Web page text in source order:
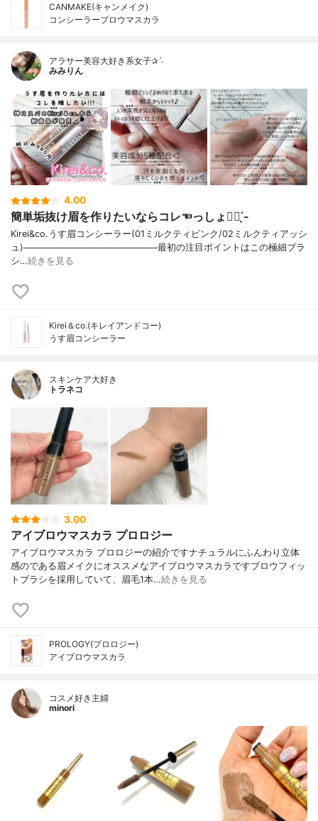
CANMAKE(キャンメイク)
コンシーラーブロウマスカラ
アラサー美容大好き系女子✰ˊ˗
みみりん
4.00
簡単垢抜け眉を作りたいならコレ☜っしょ👍🏻 ̖́-
Kirei&co.うす眉コンシーラー(01ミルクティピンク/02ミルクティアッシ
ュ)─────────────────────最初の注目ポイントはこの極細ブラ
シ…続きを見る
Kirei＆co.(キレイアンドコー)
うす眉コンシーラー
スキンケア大好き
トラネコ
3.00
アイブロウマスカラ プロロジー
アイブロウマスカラ プロロジーの紹介ですナチュラルにふんわり立体
感のである眉メイクにオススメなアイブロウマスカラですブロウフィッ
トブラシを採用していて、眉毛1本…続きを見る
PROLOGY(プロロジー)
アイブロウマスカラ
コスメ好き主婦
minori